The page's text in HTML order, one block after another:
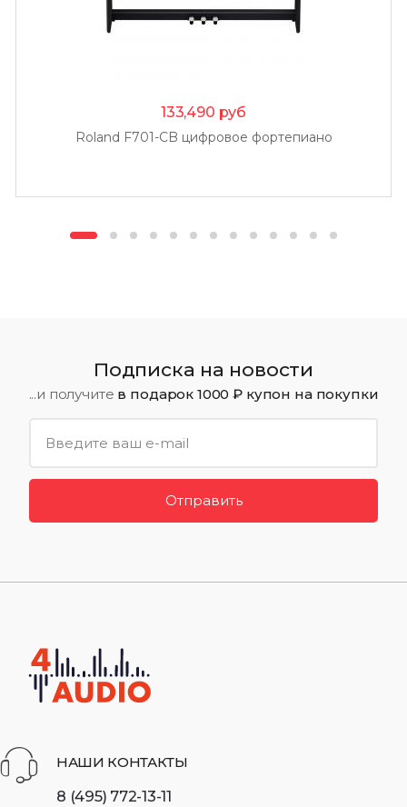
133,490 руб
Roland F701-CB цифровое фортепиано
Подписка на новости
...и получите в подарок 1000 ₽ купон на покупки
Отправить
НАШИ КОНТАКТЫ
8 (495) 772-13-11